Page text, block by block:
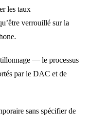
les taux
verrouillé sur la
— le processus
par le DAC et de
sans spécifier de